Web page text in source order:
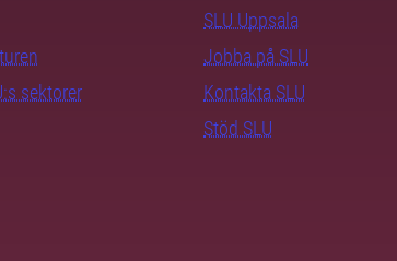
sektorer
SLU Uppsala
Jobba på SLU
Kontakta SLU
Stöd SLU